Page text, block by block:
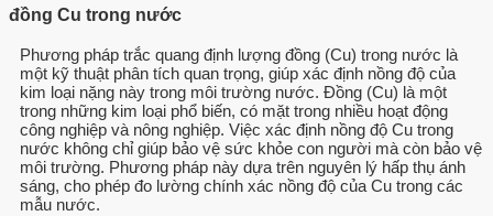
đồng Cu trong nước
Phương pháp trắc quang định lượng đồng (Cu) trong nước là
một kỹ thuật phân tích quan trọng, giúp xác định nồng độ của
kim loại nặng này trong môi trường nước. Đồng (Cu) là một
trong những kim loại phổ biến, có mặt trong nhiều hoạt động
công nghiệp và nông nghiệp. Việc xác định nồng độ Cu trong
nước không chỉ giúp bảo vệ sức khỏe con người mà còn bảo vệ
môi trường. Phương pháp này dựa trên nguyên lý hấp thụ ánh
sáng, cho phép đo lường chính xác nồng độ của Cu trong các
mẫu nước.